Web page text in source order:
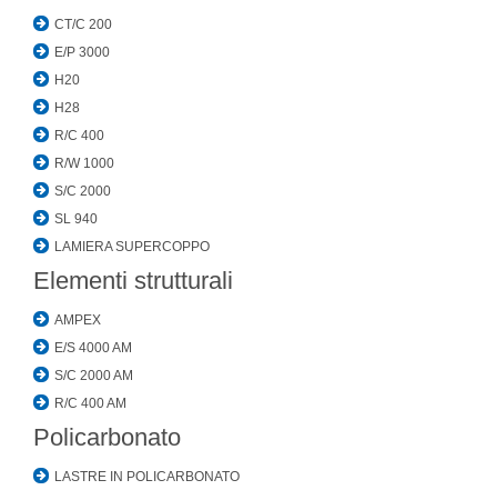
CT/C 200
E/P 3000
H20
H28
R/C 400
R/W 1000
S/C 2000
SL 940
LAMIERA SUPERCOPPO
Elementi strutturali
AMPEX
E/S 4000 AM
S/C 2000 AM
R/C 400 AM
Policarbonato
LASTRE IN POLICARBONATO